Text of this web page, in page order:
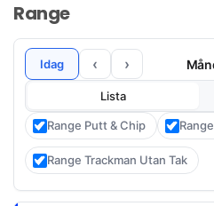
Range
Idag ‹ ›
Lista
Range Putt & Chip
Range Trackman Utan Tak